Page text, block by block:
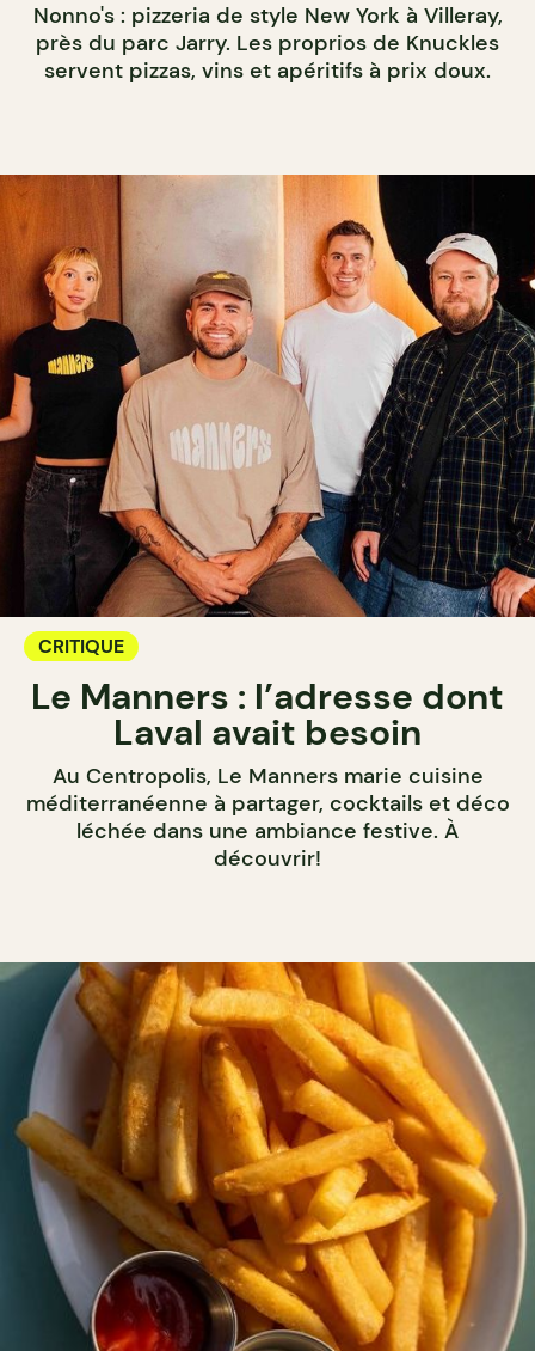
Nonno's : pizzeria de style New York à Villeray,
près du parc Jarry. Les proprios de Knuckles
servent pizzas, vins et apéritifs à prix doux.
CRITIQUE
Le Manners : l’adresse dont
Laval avait besoin
Au Centropolis, Le Manners marie cuisine
méditerranéenne à partager, cocktails et déco
léchée dans une ambiance festive. À
découvrir!